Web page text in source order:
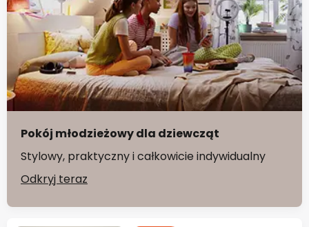
Pokój młodzieżowy dla dziewcząt
Stylowy, praktyczny i całkowicie indywidualny
Odkryj teraz